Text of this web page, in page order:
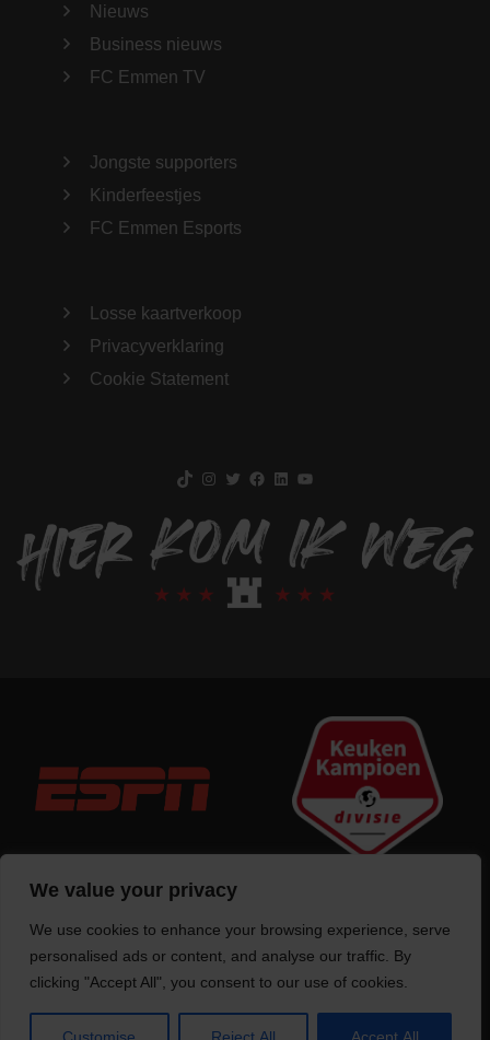
We value your privacy
We use cookies to enhance your browsing experience, serve
personalised ads or content, and analyse our traffic. By
clicking "Accept All", you consent to our use of cookies.
Nieuws
Business nieuws
FC Emmen TV
Jongste supporters
Kinderfeestjes
FC Emmen Esports
Losse kaartverkoop
Privacyverklaring
Cookie Statement
Trotse bouwervan deze website